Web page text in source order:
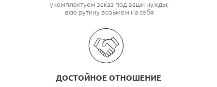
укомплектуем заказ под ваши нужды,
всю рутину возьмем на себя
ДОСТОЙНОЕ ОТНОШЕНИЕ